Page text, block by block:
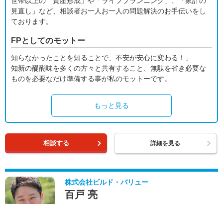
見直し」など、相談者お一人お一人の問題解決のお手伝いをし
ております。
FPとしてのモットー
知らなかったことを知ることで、不安が安心に変わる！」
知新の醍醐味を多くの方々と共有すること、無駄を省き必要な
ものを必要なだけ準備する事が私のモットーです。
もっと見る
相談する 詳細を見る
株式会社ビルド・バリュー
百戸 亮